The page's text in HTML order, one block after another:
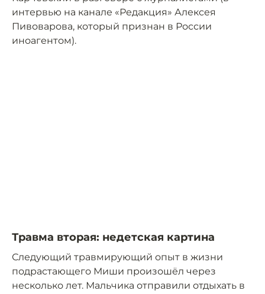
интервью на канале «Редакция» Алексея
Пивоварова, который признан в России
иноагентом).
Травма вторая: недетская картина
Следующий травмирующий опыт в жизни
подрастающего Миши произошёл через
несколько лет. Мальчика отправили отдыхать в